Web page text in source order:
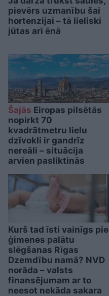
pievērs uzmanību šai
hortenzijai – tā lieliski
jūtas arī ēnā
Šajās Eiropas pilsētās
nopirkt 70
kvadrātmetru lielu
dzīvokli ir gandrīz
nereāli – situācija
arvien pasliktinās
Kurš tad īsti vainīgs pie
ģimenes palātu
slēgšanas Rīgas
Dzemdību namā? NVD
norāda – valsts
finansējumam ar to
neesot nekāda sakara